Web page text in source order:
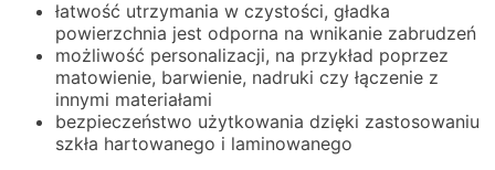
łatwość utrzymania w czystości, gładka
powierzchnia jest odporna na wnikanie zabrudzeń
możliwość personalizacji, na przykład poprzez
matowienie, barwienie, nadruki czy łączenie z
innymi materiałami
bezpieczeństwo użytkowania dzięki zastosowaniu
szkła hartowanego i laminowanego